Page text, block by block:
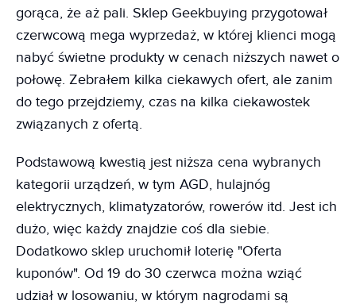
gorąca, że aż pali. Sklep Geekbuying przygotował
czerwcową mega wyprzedaż, w której klienci mogą
nabyć świetne produkty w cenach niższych nawet o
połowę. Zebrałem kilka ciekawych ofert, ale zanim
do tego przejdziemy, czas na kilka ciekawostek
związanych z ofertą.
Podstawową kwestią jest niższa cena wybranych
kategorii urządzeń, w tym AGD, hulajnóg
elektrycznych, klimatyzatorów, rowerów itd. Jest ich
dużo, więc każdy znajdzie coś dla siebie.
Dodatkowo sklep uruchomił loterię "Oferta
kuponów". Od 19 do 30 czerwca można wziąć
udział w losowaniu, w którym nagrodami są